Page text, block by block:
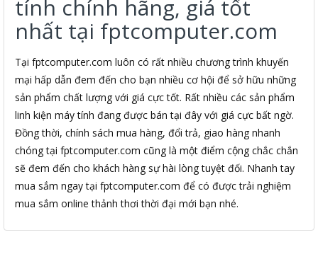
tính chính hãng, giá tốt
nhất tại fptcomputer.com
Tại fptcomputer.com luôn có rất nhiều chương trình khuyến
mại hấp dẫn đem đến cho bạn nhiều cơ hội để sở hữu những
sản phẩm chất lượng với giá cực tốt. Rất nhiều các sản phẩm
linh kiện máy tính đang được bán tại đây với giá cực bất ngờ.
Đồng thời, chính sách mua hàng, đổi trả, giao hàng nhanh
chóng tại fptcomputer.com cũng là một điểm cộng chắc chắn
sẽ đem đến cho khách hàng sự hài lòng tuyệt đối. Nhanh tay
mua sắm ngay tại fptcomputer.com để có được trải nghiệm
mua sắm online thảnh thơi thời đại mới bạn nhé.